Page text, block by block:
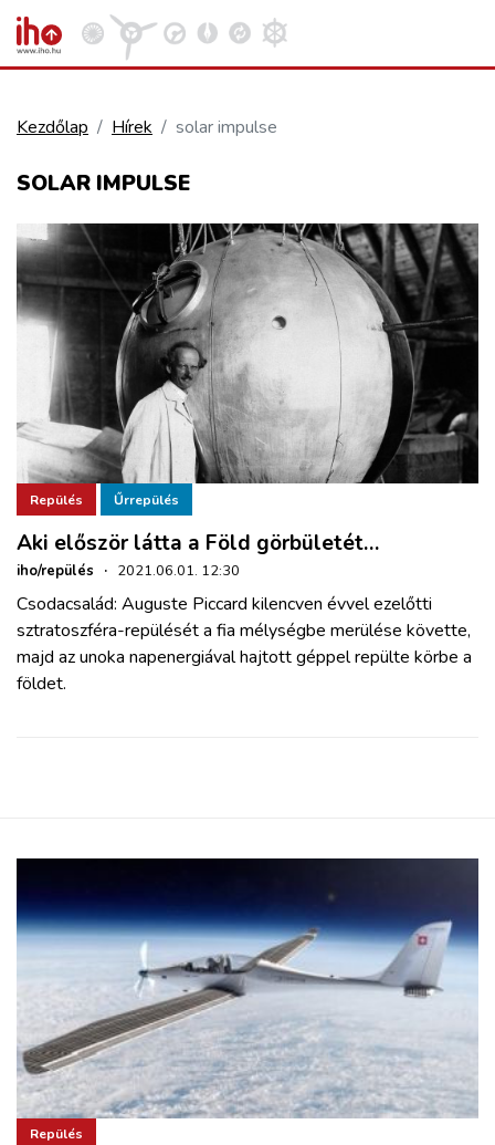
KÖZÚT
REPÜLÉS
KÖZLEKEDÉSFEJLESZTÉS
ELLÁTÁSI LÁNC
ZÖLDÚT
HAJÓZÁS
BLOG
REGISZTRÁCIÓ
Kezdőlap Hírek solar impulse
SOLAR IMPULSE
Repülés Űrrepülés
Aki először látta a Föld görbületét…
iho/repülés · 2021.06.01. 12:30
Csodacsalád: Auguste Piccard kilencven évvel ezelőtti
sztratoszféra-repülését a fia mélységbe merülése követte,
majd az unoka napenergiával hajtott géppel repülte körbe a
földet.
Repülés